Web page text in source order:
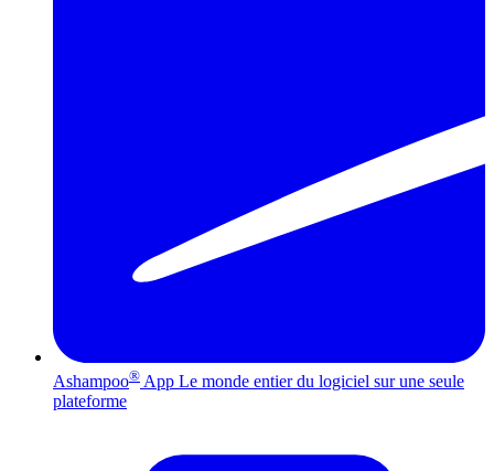
Ashampoo® App Le monde entier du logiciel sur une seule
plateforme